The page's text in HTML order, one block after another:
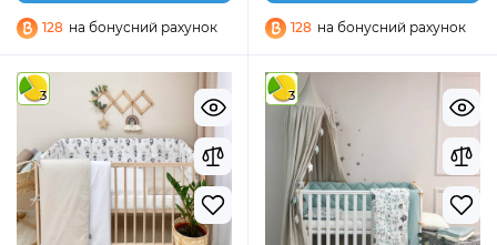
128 на бонусний рахунок 128 на бонусний рахунок
3 3